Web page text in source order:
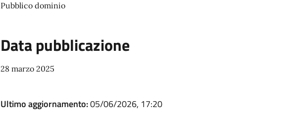
Pubblico dominio
Data pubblicazione
28 marzo 2025
Ultimo aggiornamento:05/06/2026, 17:20